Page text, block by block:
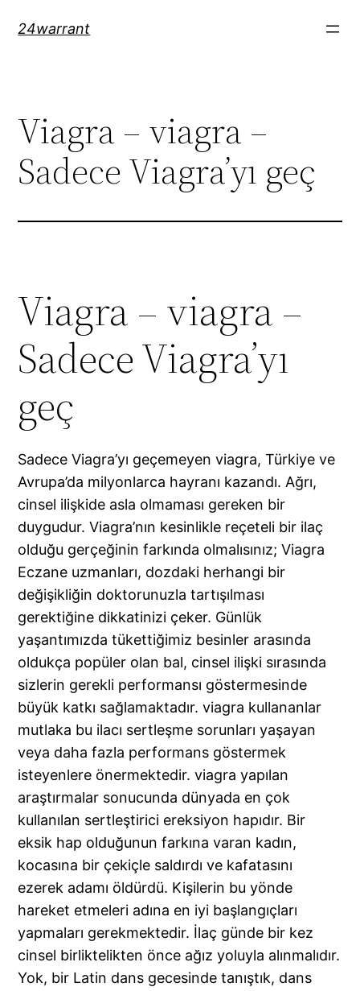
24warrant
Viagra – viagra –
Sadece Viagra’yı geç
Viagra – viagra –
Sadece Viagra’yı
geç
Sadece Viagra’yı geçemeyen viagra, Türkiye ve
Avrupa’da milyonlarca hayranı kazandı. Ağrı,
cinsel ilişkide asla olmaması gereken bir
duygudur. Viagra’nın kesinlikle reçeteli bir ilaç
olduğu gerçeğinin farkında olmalısınız; Viagra
Eczane uzmanları, dozdaki herhangi bir
değişikliğin doktorunuzla tartışılması
gerektiğine dikkatinizi çeker. Günlük
yaşantımızda tükettiğimiz besinler arasında
oldukça popüler olan bal, cinsel ilişki sırasında
sizlerin gerekli performansı göstermesinde
büyük katkı sağlamaktadır. viagra kullananlar
mutlaka bu ilacı sertleşme sorunları yaşayan
veya daha fazla performans göstermek
isteyenlere önermektedir. viagra yapılan
araştırmalar sonucunda dünyada en çok
kullanılan sertleştirici ereksiyon hapıdır. Bir
eksik hap olduğunun farkına varan kadın,
kocasına bir çekiçle saldırdı ve kafatasını
ezerek adamı öldürdü. Kişilerin bu yönde
hareket etmeleri adına en iyi başlangıçları
yapmaları gerekmektedir. İlaç günde bir kez
cinsel birliktelikten önce ağız yoluyla alınmalıdır.
Yok, bir Latin dans gecesinde tanıştık, dans